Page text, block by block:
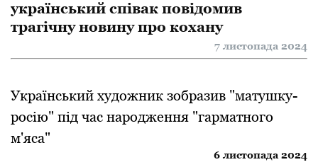
український співак повідомив
трагічну новину про кохану
7 листопада 2024
Український художник зобразив "матушку-
росію" під час народження "гарматного
м'яса"
6 листопада 2024